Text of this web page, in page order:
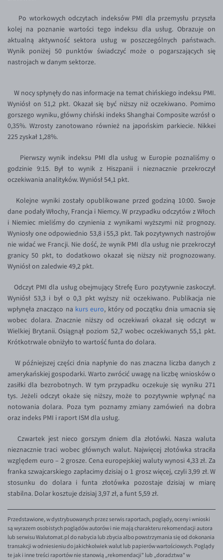
BGN/PLN
CAD/PLN
HKD/PLN
HUF/PLN
ILS/PLN
JPY/PLN
NZD/PLN
RON/PLN
TRY/PLN
ZAR/PLN
EUR/USD
EUR/GBP
EUR/CHF
EUR/CZK
EUR/DKK
EUR/NOK
EUR/SEK
EUR/BGN
EUR/CAD
EUR/CNY
EUR/HKD
EUR/HUF
EUR/ILS
EUR/JPY
EUR/NZD
EUR/SGD
EUR/TRY
EUR/ZAR
Bezpieczeństwo
Pomoc
Pomoc
Konto i opłaty
Wymiana walut
Banki i przelewy
Przelewy zagraniczne
Słowniczek
Kontakt
Dla mediów
PL
Po wtorkowych odczytach indeksów PMI dla przemysłu przyszła
kolej na poznanie wartości tego indeksu dla usług. Obrazuje on
aktualną aktywność sektora usług w poszczególnych państwach.
Wynik poniżej 50 punktów świadczyć może o pogarszających się
nastrojach w danym sektorze.
W nocy spłynęły do nas informacje na temat chińskiego indeksu PMI.
Wyniósł on 51,2 pkt. Okazał się być niższy niż oczekiwano. Pomimo
gorszego wyniku, główny chiński indeks Shanghai Composite wzrósł o
0,35%. Wzrosty zanotowano również na japońskim parkiecie. Nikkei
225 zyskał 1,28%.
Pierwszy wynik indeksu PMI dla usług w Europie poznaliśmy o
godzinie 9:15. Był to wynik z Hiszpanii i nieznacznie przekroczył
oczekiwania analityków. Wyniósł 54,1 pkt.
Kolejne wyniki zostały opublikowane przed godziną 10:00. Swoje
dane podały Włochy, Francja i Niemcy. W przypadku odczytów z Włoch
i Niemiec mieliśmy do czynienia z wynikami wyższymi niż prognozy.
Wyniosły one odpowiednio 53,8 i 55,3 pkt. Tak pozytywnych nastrojów
nie widać we Francji. Nie dość, że wynik PMI dla usług nie przekroczył
granicy 50 pkt, to dodatkowo okazał się niższy niż prognozowany.
Wyniósł on zaledwie 49,2 pkt.
Odczyt PMI dla usług obejmujący Strefę Euro pozytywnie zaskoczył.
Wyniósł 53,3 i był o 0,3 pkt wyższy niż oczekiwano. Publikacja nie
wpłynęła znacząco na kurs euro, który od początku dnia umacnia się
wobec dolara. Znacznie niższy od oczekiwań okazał się odczyt w
Wielkiej Brytanii. Osiągnął poziom 52,7 wobec oczekiwanych 55,1 pkt.
Krótkotrwale obniżyło to wartość funta do dolara.
W późniejszej części dnia napłynie do nas znaczna liczba danych z
amerykańskiej gospodarki. Warto zwrócić uwagę na liczbę wniosków o
zasiłki dla bezrobotnych. W tym przypadku oczekuje się wyniku 271
tys. Jeżeli odczyt okaże się niższy, może to pozytywnie wpłynąć na
notowania dolara. Poza tym poznamy zmiany zamówień na dobra
oraz indeks PMI i raport ISM dla usług.
Czwartek jest nieco gorszym dniem dla złotówki. Nasza waluta
nieznacznie traci wobec głównych walut. Najwięcej złotówka straciła
względem euro – 2 grosze. Cena europejskiej waluty wynosi 4,33 zł. Za
franka szwajcarskiego zapłacimy dzisiaj o 1 grosz więcej, czyli 3,99 zł. W
stosunku do dolara i funta złotówka pozostaje dzisiaj w miarę
stabilna. Dolar kosztuje dzisiaj 3,97 zł, a funt 5,59 zł.
Przedstawione, w dystrybuowanych przez serwis raportach, poglądy, oceny i wnioski
są wyrazem osobistych poglądów autorów i nie mają charakteru rekomendacji autora
lub serwisu Walutomat.pl do nabycia lub zbycia albo powstrzymania się od dokonania
transakcji w odniesieniu do jakichkolwiek walut lub papierów wartościowych. Poglądy
te jak i inne treści raportów nie stanowią „rekomendacji" lub „doradztwa" w